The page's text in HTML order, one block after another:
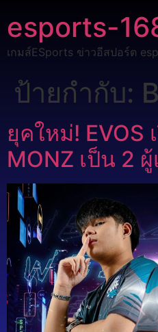
esports-
เกมส์ESports ข่าวอีสปอร์ต
ป้ายกำกับ:
ยุคใหม่! EVOS
MONZ เป็น 2